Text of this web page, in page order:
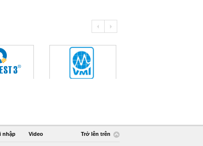
nhập Video Trở lên trên